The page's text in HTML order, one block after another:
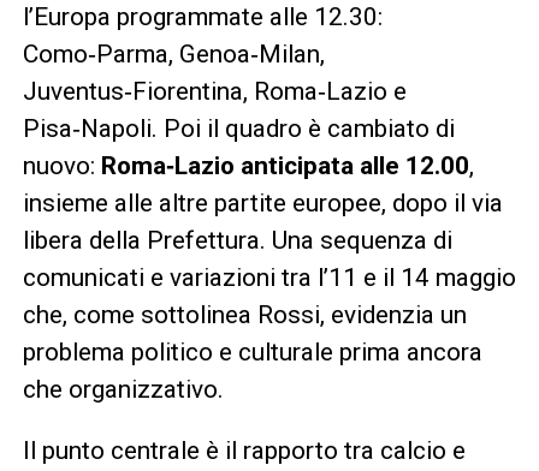
l’Europa programmate alle 12.30:
Como‑Parma, Genoa‑Milan,
Juventus‑Fiorentina, Roma‑Lazio e
Pisa‑Napoli. Poi il quadro è cambiato di
nuovo: Roma‑Lazio anticipata alle 12.00,
insieme alle altre partite europee, dopo il via
libera della Prefettura. Una sequenza di
comunicati e variazioni tra l’11 e il 14 maggio
che, come sottolinea Rossi, evidenzia un
problema politico e culturale prima ancora
che organizzativo.
Il punto centrale è il rapporto tra calcio e